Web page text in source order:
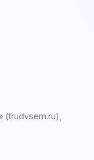
(trudvsem.ru),